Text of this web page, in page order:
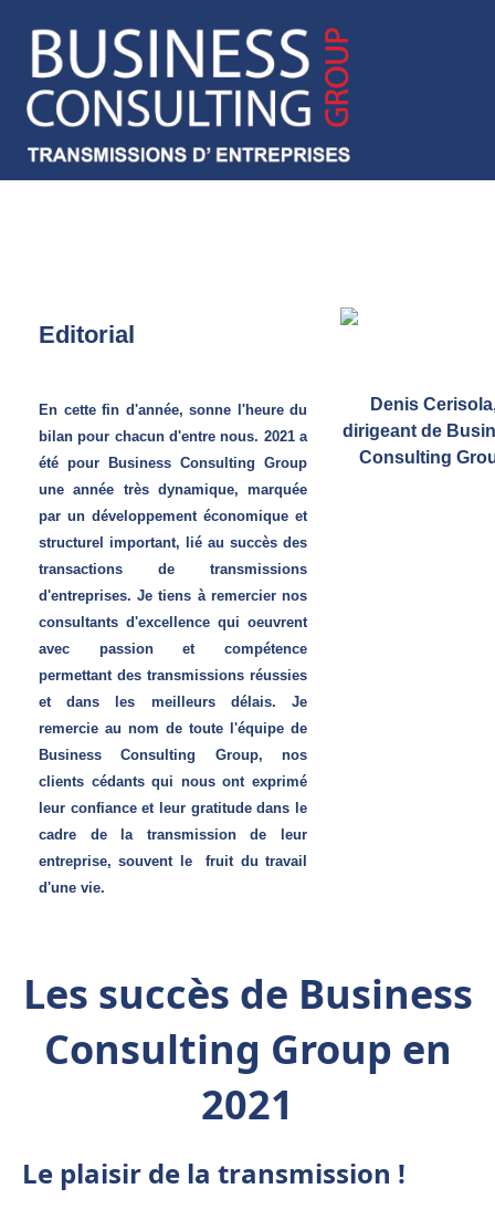
Editorial
En cette fin d'année, sonne l'heure du
bilan pour chacun d'entre nous. 2021 a
été pour Business Consulting Group
une année très dynamique, marquée
par un développement économique et
structurel important, lié au succès des
transactions de transmissions
d'entreprises. Je tiens à remercier nos
consultants d'excellence qui oeuvrent
avec passion et compétence
permettant des transmissions réussies
et dans les meilleurs délais. Je
remercie au nom de toute l'équipe de
Business Consulting Group, nos
clients cédants qui nous ont exprimé
leur confiance et leur gratitude dans le
cadre de la transmission de leur
entreprise, souvent le fruit du travail
d'une vie.
Denis
dirigeant de
Consulting
Les succès de Business
Consulting Group en
2021
Le plaisir de la transmission !